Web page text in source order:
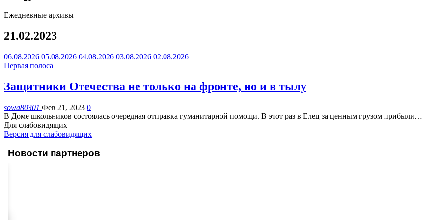
Ежедневные архивы
21.02.2023
06.08.2026 05.08.2026 04.08.2026 03.08.2026 02.08.2026
Первая полоса
Защитники Отечества не только на фронте, но и в тылу
sowa80301 Фев 21, 2023 0
В Доме школьников состоялась очередная отправка гуманитарной помощи. В этот раз в Елец за ценным грузом прибыли…
Для слабовидящих
Версия для слабовидящих
Новости партнеров